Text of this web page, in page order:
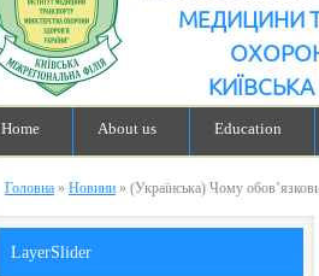
МЕДИЦИНИ
Home About us Education
Головна » Новини » (Українська) Чому
LayerSlider